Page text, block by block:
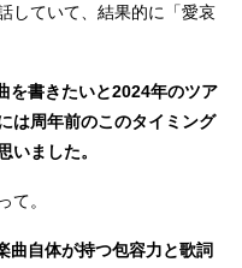
していて、結果的に「愛哀
書きたいと2024年のツア
は周年前のこのタイミング
いました。
て。
自体が持つ包容力と歌詞